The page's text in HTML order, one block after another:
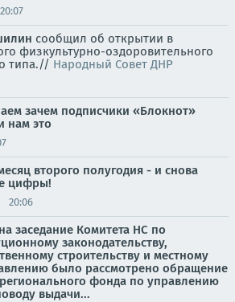
20:07
сообщил об открытии в
физкультурно-оздоровительного
типа.// Народный Совет ДНР
зачем подписчики «Блокнот»
нам это
второго полугодия - и снова
цифры!
20:06
заседание Комитета НС по
законодательству,
строительству и местному
было рассмотрено обращение
фонда по управлению
выдачи...